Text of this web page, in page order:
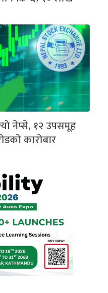
नेप्से, १२ उपसमूह
कारोबार